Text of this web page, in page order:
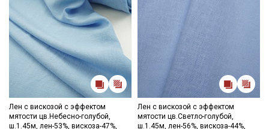
Лен с вискозой с эффектом
мятости цв.Небесно-голубой,
ш.1.45м, лен-53%, вискоза-47%,
Лен с вискозой с эффектом
мятости цв.Светло-голубой,
ш.1.45м, лен-56%, вискоза-44%,